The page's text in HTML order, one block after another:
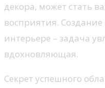
декора, может стать
восприятия.
интерьере – задача
вдохновляющая.
Секрет успешного